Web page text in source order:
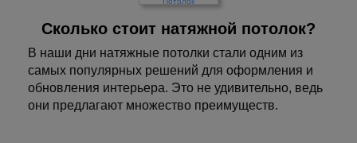
Сколько стоит натяжной потолок?
В наши дни натяжные потолки стали одним из
самых популярных решений для оформления и
обновления интерьера. Это не удивительно, ведь
они предлагают множество преимуществ.